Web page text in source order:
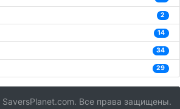
2
14
34
29
Все права защищены.